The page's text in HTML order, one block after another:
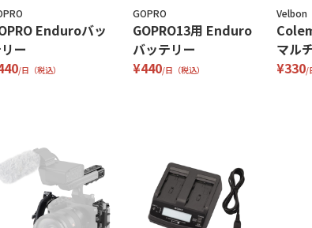
Enduroバッ
ー
/日（税込）
GOPRO
GOPRO13用 Enduro
バッテリー
¥440/日（税込）
Velbon
マル
¥330/